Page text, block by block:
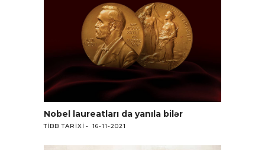
Nobel laureatları da yanıla bilər
TIBB TARIXI 16-11-2021